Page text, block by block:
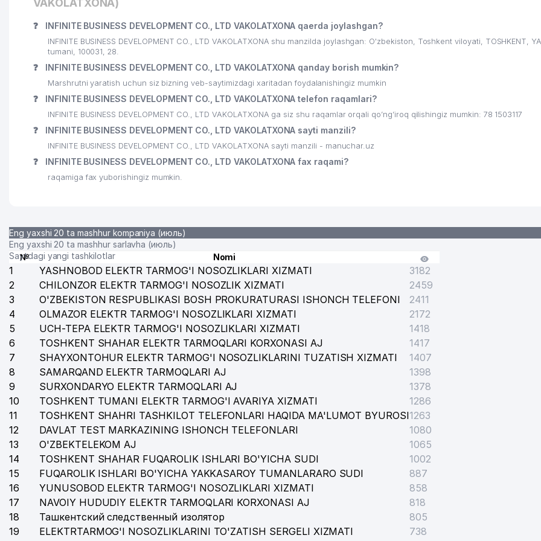
24 TASHELEKTRONIK MChJ
ORKHIDEYEVS MChJ
26 MAGIC CINEMA STUDIO MChJ
27 INTERNATIONAL LOGISTIC SERVICE MChJ
INTERCONCEPTS INTERCORPORATED VAKOLATXONA
DIAMOND TOURS MChJ
30 PROMOTION MChJ
33 OCEAN-SEEFOOD MChJ
34 GARANT TRAVEL MChJ
A-NIKA MChJ
VAKOLATXONA)
❓ INFINITE BUSINESS DEVELOPMENT CO., LTD VAKOLATXONA qaerda joylashgan?
INFINITE BUSINESS DEVELOPMENT CO., LTD VAKOLATXONA shu manzilda joylashgan: O'zbekiston, Toshkent viloyati, TOSHKENT,
tumani, 100031, 28.
❓ INFINITE BUSINESS DEVELOPMENT CO., LTD VAKOLATXONA qanday borish mumkin?
Marshrutni yaratish uchun siz bizning veb-saytimizdagi xaritadan foydalanishingiz mumkin
❓ INFINITE BUSINESS DEVELOPMENT CO., LTD VAKOLATXONA telefon raqamlari?
INFINITE BUSINESS DEVELOPMENT CO., LTD VAKOLATXONA ga siz shu raqamlar orqali qo’ng’iroq qilishingiz mumkin: 78 1503117
❓ INFINITE BUSINESS DEVELOPMENT CO., LTD VAKOLATXONA sayti manzili?
INFINITE BUSINESS DEVELOPMENT CO., LTD VAKOLATXONA sayti manzili - manuchar.uz
❓ INFINITE BUSINESS DEVELOPMENT CO., LTD VAKOLATXONA fax raqami?
raqamiga fax yuborishingiz mumkin.
Eng yaxshi 20 ta mashhur kompaniya (июль)
Eng yaxshi 20 ta mashhur sarlavha (июль)
Saytdagi yangi tashkilotlar
№ Nomi
1 YASHNOBOD ELEKTR TARMOG'I NOSOZLIKLARI XIZMATI
3182
2
CHILONZOR ELEKTR TARMOG'I NOSOZLIK XIZMATI
2459
3
O'ZBEKISTON RESPUBLIKASI BOSH PROKURATURASI ISHONCH TELEFONI
2411
4
OLMAZOR ELEKTR TARMOG'I NOSOZLIKLARI XIZMATI
2172
5
UCH-TEPA ELEKTR TARMOG'I NOSOZLIKLARI XIZMATI
1418
6
TOSHKENT SHAHAR ELEKTR TARMOQLARI KORXONASI AJ
1417
7
SHAYXONTOHUR ELEKTR TARMOG'I NOSOZLIKLARINI TUZATISH XIZMATI
1407
8
SAMARQAND ELEKTR TARMOQLARI AJ
1398
9
SURXONDARYO ELEKTR TARMOQLARI AJ
1378
10
TOSHKENT TUMANI ELEKTR TARMOG'I AVARIYA XIZMATI
1286
11
TOSHKENT SHAHRI TASHKILOT TELEFONLARI HAQIDA MA'LUMOT BYUROSI1263
12
DAVLAT TEST MARKAZINING ISHONCH TELEFONLARI
1080
13
O'ZBEKTELEKOM AJ
1065
14
TOSHKENT SHAHAR FUQAROLIK ISHLARI BO'YICHA SUDI
1002
15
FUQAROLIK ISHLARI BO'YICHA YAKKASAROY TUMANLARARO SUDI
887
16
YUNUSOBOD ELEKTR TARMOG'I NOSOZLIKLARI XIZMATI
858
17
NAVOIY HUDUDIY ELEKTR TARMOQLARI KORXONASI AJ
818
18
Ташкентский следственный изолятор
805
19
ELEKTRTARMOG'I NOSOZLIKLARINI TO'ZATISH SERGELI XIZMATI
738